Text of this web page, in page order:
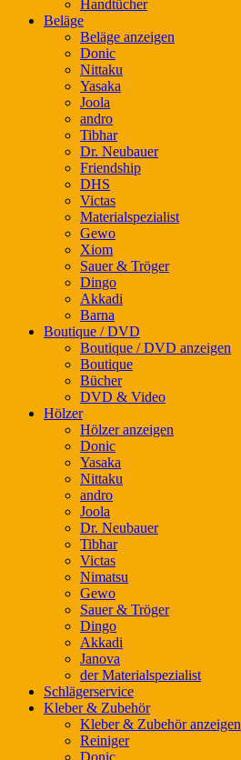
Handtücher
Beläge
Beläge anzeigen
Donic
Nittaku
Yasaka
Joola
andro
Tibhar
Dr. Neubauer
Friendship
DHS
Victas
Materialspezialist
Gewo
Xiom
Sauer & Tröger
Dingo
Akkadi
Barna
Boutique / DVD
Boutique / DVD anzeigen
Boutique
Bücher
DVD & Video
Hölzer
Hölzer anzeigen
Donic
Yasaka
Nittaku
andro
Joola
Dr. Neubauer
Tibhar
Victas
Nimatsu
Gewo
Sauer & Tröger
Dingo
Akkadi
Janova
der Materialspezialist
Schlägerservice
Kleber & Zubehör
Kleber & Zubehör anzeigen
Reiniger
Donic